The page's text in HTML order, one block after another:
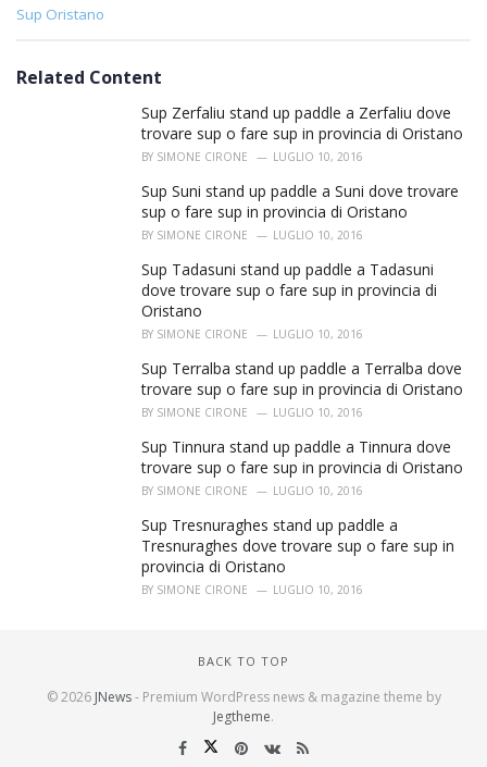
C
e
Sup Oristano
Related Content
Sup Zerfaliu stand up paddle a Zerfaliu dove
trovare sup o fare sup in provincia di Oristano
BY SIMONE CIRONE LUGLIO 10, 2016
Sup Suni stand up paddle a Suni dove trovare
sup o fare sup in provincia di Oristano
BY SIMONE CIRONE LUGLIO 10, 2016
Sup Tadasuni stand up paddle a Tadasuni
dove trovare sup o fare sup in provincia di
Oristano
BY SIMONE CIRONE LUGLIO 10, 2016
Sup Terralba stand up paddle a Terralba dove
trovare sup o fare sup in provincia di Oristano
BY SIMONE CIRONE LUGLIO 10, 2016
Sup Tinnura stand up paddle a Tinnura dove
trovare sup o fare sup in provincia di Oristano
BY SIMONE CIRONE LUGLIO 10, 2016
Sup Tresnuraghes stand up paddle a
Tresnuraghes dove trovare sup o fare sup in
provincia di Oristano
BY SIMONE CIRONE LUGLIO 10, 2016
BACK TO TOP
© 2026 JNews- Premium WordPress news & magazine theme by
Jegtheme.